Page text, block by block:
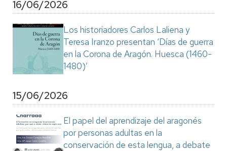
16/06/2026
Los historiadores Carlos Laliena y
Teresa Iranzo presentan ‘Días de guerra
en la Corona de Aragón. Huesca (1460-
1480)’
15/06/2026
El papel del aprendizaje del aragonés
por personas adultas en la
conservación de esta lengua, a debate